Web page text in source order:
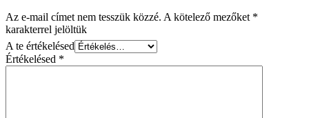
Az e-mail címet nem tesszük közzé. A kötelező mezőket *
karakterrel jelöltük
A te értékelésed
Értékelésed *